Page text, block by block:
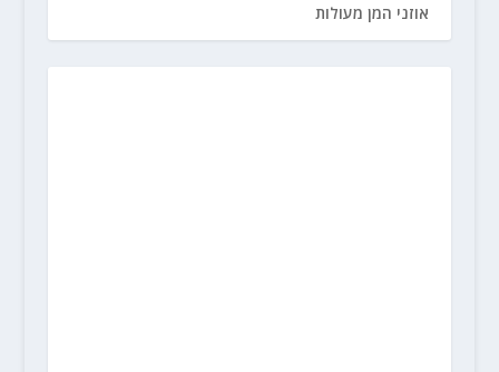
אוזני המן מעולות